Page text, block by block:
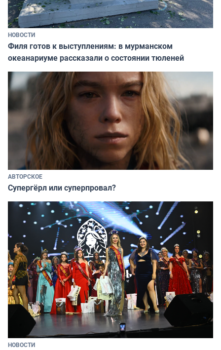
НОВОСТИ
Филя готов к выступлениям: в мурманском
океанариуме рассказали о состоянии тюленей
АВТОРСКОЕ
Супергёрл или суперпровал?
НОВОСТИ